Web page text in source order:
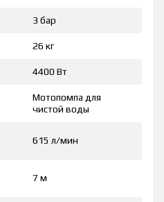
3 бар
26 кг
4400 Вт
Мотопомпа для
чистой воды
615 л/мин
7 м